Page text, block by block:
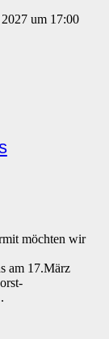
um 17:00
möchten wir
am 17.März